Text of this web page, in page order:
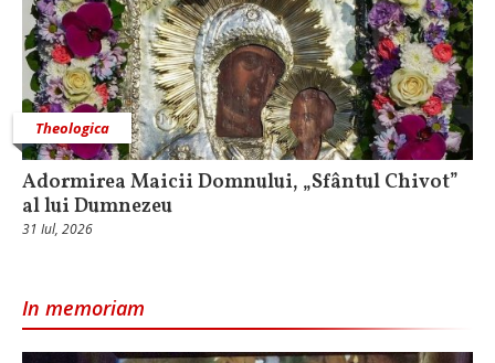
Theologica
Adormirea Maicii Domnului, „Sfântul Chivot”
al lui Dumnezeu
31 Iul, 2026
In memoriam